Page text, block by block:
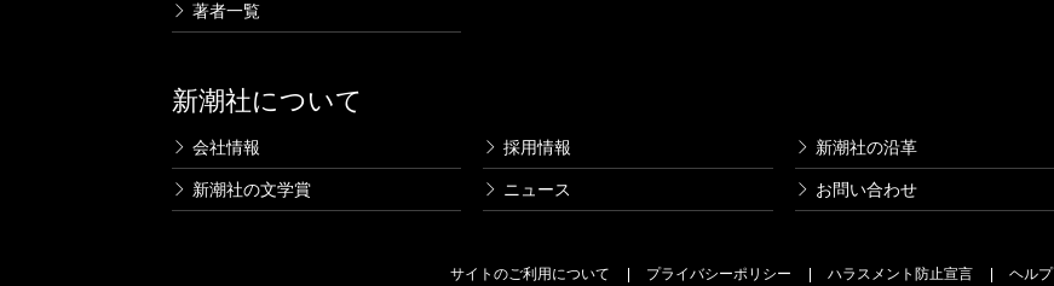
著者一覧
新潮社について
会社情報 採用情報 新潮社の沿革
新潮社の文学賞 ニュース お問い合わせ
サイトのご利用について プライバシーポリシー ハラスメント防止宣言 ヘルプ